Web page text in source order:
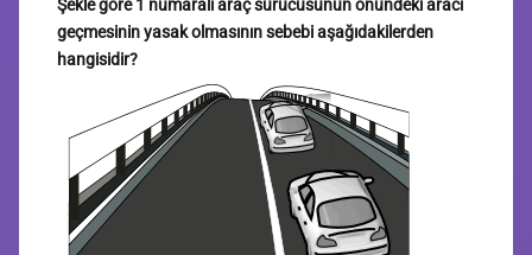
Şekle göre 1 numaralı araç sürücüsünün önündeki aracı
geçmesinin yasak olmasının sebebi aşağıdakilerden
hangisidir?